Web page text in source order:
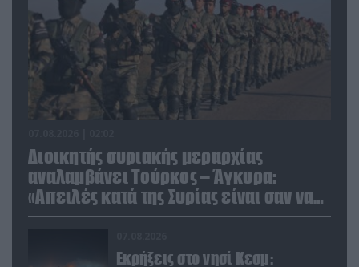
Διοικητής συριακής μεραρχίας
αναλαμβάνει Τούρκος – Άγκυρα:
«Απειλές κατά της Συρίας είναι σαν να
απειλούν εμάς»
Εκρήξεις στο νησί Κεσμ: